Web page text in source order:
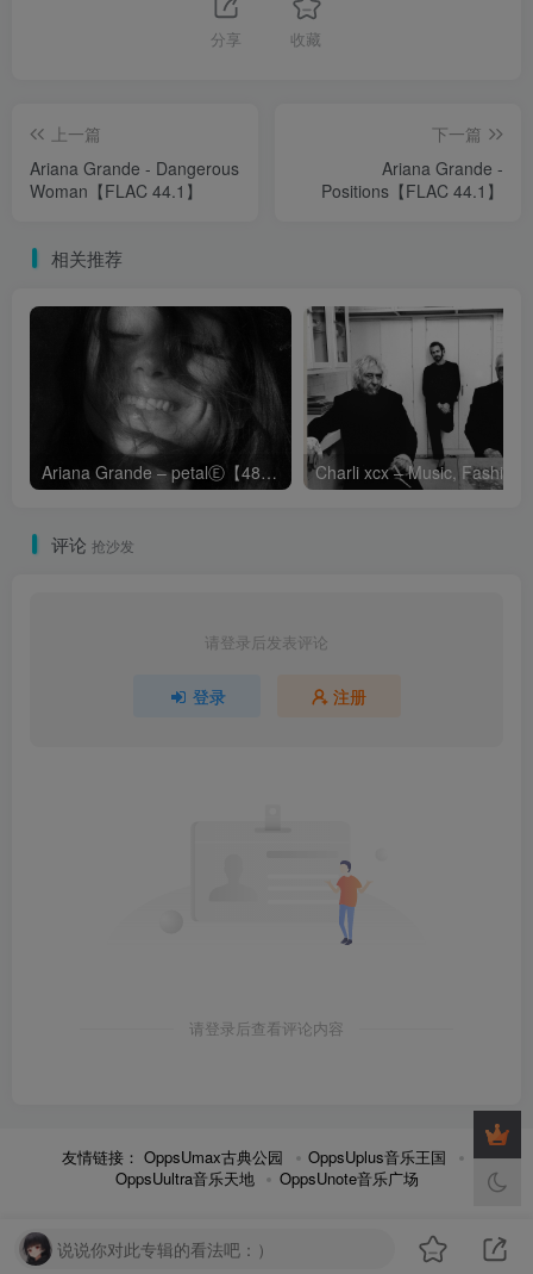
分享 收藏
上一篇
Ariana Grande - Dangerous
Woman【FLAC 44.1】
下一篇
Ariana Grande -
Positions【FLAC 44.1】
相关推荐
Ariana Grande – petalⒺ【48kHz／24bit】英国区
评论 抢沙发
请登录后发表评论
登录 注册
请登录后查看评论内容
友情链接： OppsUmax古典公园
OppsUplus音乐王国
OppsUultra音乐天地
OppsUnote音乐广场
说说你对此专辑的看法吧：）